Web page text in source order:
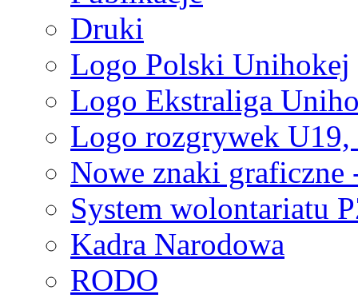
Druki
Logo Polski Unihokej
Logo Ekstraliga
Logo rozgrywek
Nowe znaki graficzne
System wolontariatu
Kadra Narodowa
RODO